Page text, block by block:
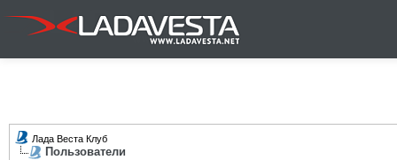
Лада Веста Клуб
Пользователи